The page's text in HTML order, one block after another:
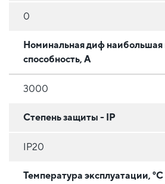
0
Номинальная диф наибольшая
способность, А
3000
Степень защиты - IP
IP20
Температура эксплуатации, °C